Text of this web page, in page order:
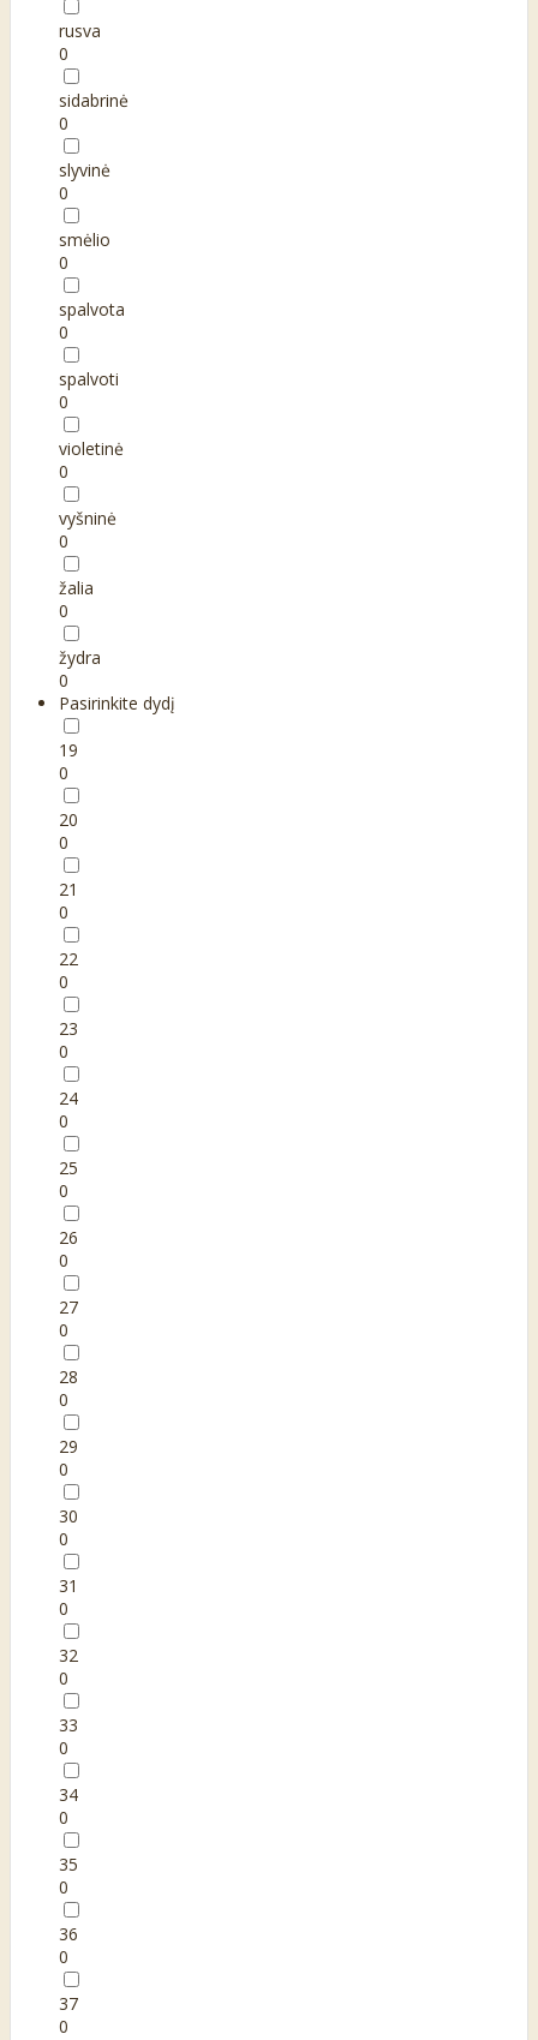
rusva
0
sidabrinė
0
slyvinė
0
smėlio
0
spalvota
0
spalvoti
0
violetinė
0
vyšninė
0
žalia
0
žydra
0
Pasirinkite dydį
19
0
20
0
21
0
22
0
23
0
24
0
25
0
26
0
27
0
28
0
29
0
30
0
31
0
32
0
33
0
34
0
35
0
36
0
37
0